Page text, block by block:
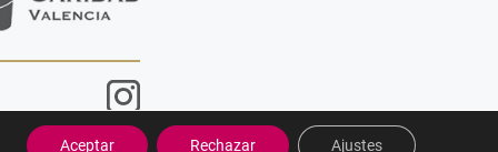
Aceptar Rechazar Ajustes